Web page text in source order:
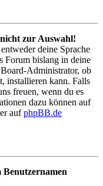
zur Auswahl!
deine Sprache
Forum bislang in deine
Administrator, ob
installieren kann. Falls
freuen, wenn du es
dazu können auf
aufphpBB.de
Benutzernamen